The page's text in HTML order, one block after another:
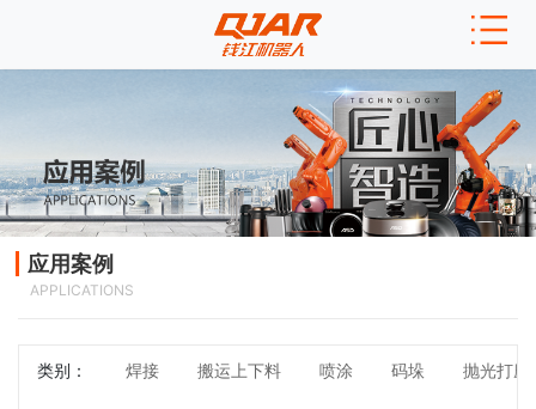
应用案例
APPLICATIONS
类别： 焊接 搬运上下料 喷涂 码垛 抛光打磨